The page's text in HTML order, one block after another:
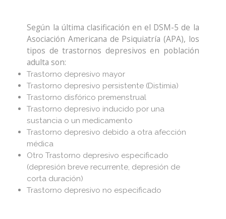
Según la última clasificación en el DSM-5 de la
Asociación Americana de Psiquiatría (APA), los
tipos de trastornos depresivos en población
adulta son:
Trastorno depresivo mayor
Trastorno depresivo persistente (Distimia)
Trastorno disfórico premenstrual
Trastorno depresivo inducido por una
sustancia o un medicamento
Trastorno depresivo debido a otra afección
médica
Otro Trastorno depresivo especificado
(depresión breve recurrente, depresión de
corta duración)
Trastorno depresivo no especificado